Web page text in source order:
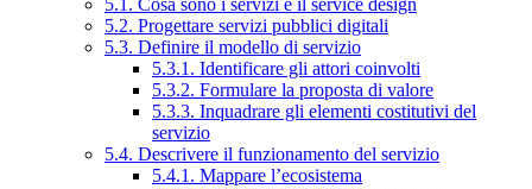
5.1. Cosa sono i servizi e il service design
5.2. Progettare servizi pubblici digitali
5.3. Definire il modello di servizio
5.3.1. Identificare gli attori coinvolti
5.3.2. Formulare la proposta di valore
5.3.3. Inquadrare gli elementi costitutivi del
servizio
5.4. Descrivere il funzionamento del servizio
5.4.1. Mappare l’ecosistema